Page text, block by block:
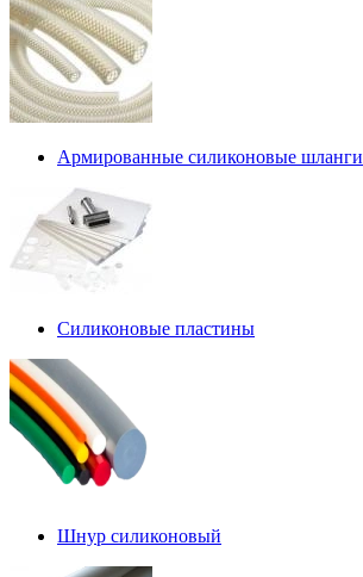
Армированные силиконовые шланги
Силиконовые пластины
Шнур силиконовый